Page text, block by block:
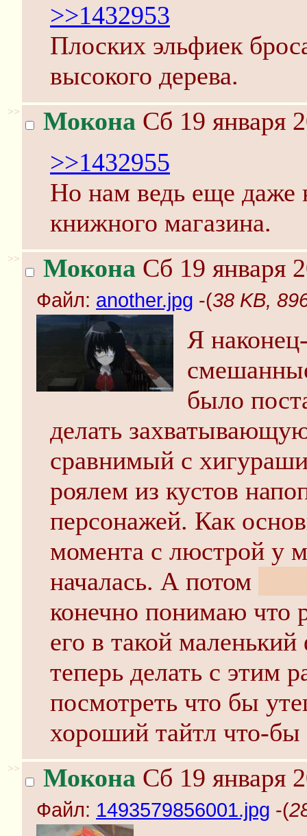
>>1432953
Плоских эльфиек
высокого дерева.
>> Мокона Сб 19 января
>>1432955
Но нам ведь еще даже
книжного магазина.
>> Мокона Сб 19 января
Файл: another.jpg -(38 KB,
Я
было
делать
сравнимый с
роялем из кустов
персонажей. Как
момента с люстрой у
началась. А потом
конечно понимаю что
его в такой
теперь делать с этим
посмотреть что бы
хороший тайтл что-бы
>> Мокона Сб 19 января
Файл: 1493579856001.jpg -(